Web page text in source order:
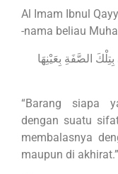
Al Imam Ibnul
-nama beliau
الصَّفَةِ بِعَيْنِهَا
“Barang siapa
dengan suatu
membalasnya
maupun di akhirat.”